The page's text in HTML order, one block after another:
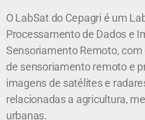
O LabSat do Cepagri é um
Processamento de Dados e
Sensoriamento Remoto,
de sensoriamento remoto e
imagens de satélites e
relacionadas a agricultura,
urbanas.